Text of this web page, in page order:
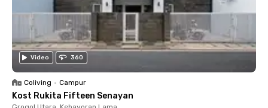
Video 360
Coliving • Campur
Kost Rukita Fifteen Senayan